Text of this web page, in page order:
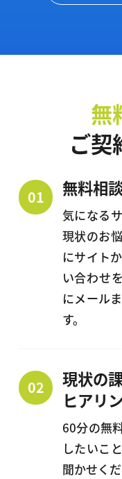
無
ご契
無料相
気になる
現状のお
にサイト
い合わせ
にメール
す。
現状の
ヒアリ
60分の無
したいこ
聞かせくだ